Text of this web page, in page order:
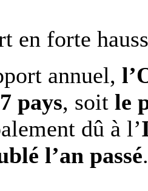
en forte
annuel,
pays, soit le
dû à l’
l’an passé.